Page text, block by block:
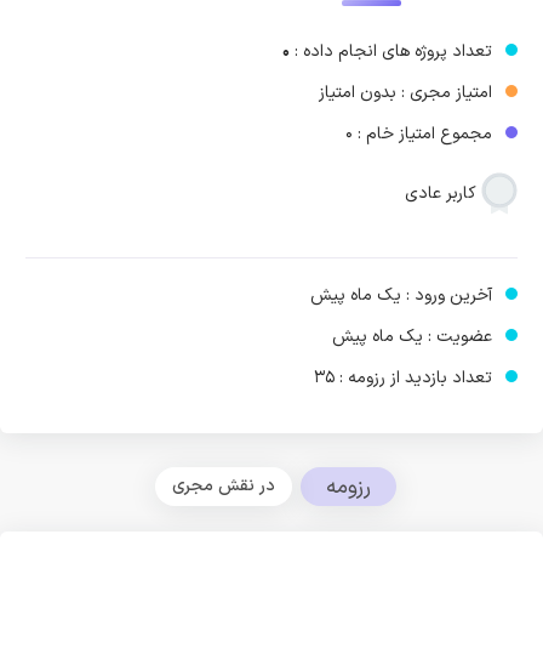
تعداد پروژه های انجام داده : 0
امتیاز مجری : بدون امتیاز
مجموع امتیاز خام : 0
کاربر عادی
آخرین ورود : یک ماه پیش
عضویت : یک ماه پیش
تعداد بازدید از رزومه : 35
رزومه در نقش مجری